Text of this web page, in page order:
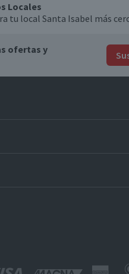
Locales
tu local Santa Isabel más
ofertas y